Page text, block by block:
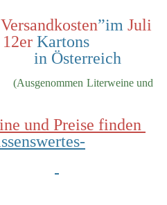
”im Juli
12er Kartons
in Österreich
  (Ausgenommen Literweine und
und Preise finden